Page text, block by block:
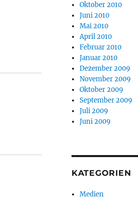
Oktober 2010
Juni 2010
Mai 2010
April 2010
Februar 2010
Januar 2010
Dezember 2009
November 2009
Oktober 2009
September 2009
Juli 2009
Juni 2009
KATEGORIEN
Medien